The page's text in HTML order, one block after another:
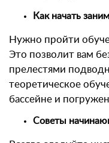
Как начать
Нужно пройти
Это позволит вам
прелестями
теоретическое
бассейне и
Советы